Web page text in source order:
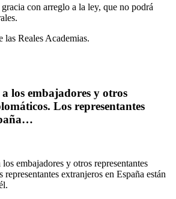
con arreglo a la ley, que no podrá
Reales Academias.
los embajadores y otros
Los representantes
embajadores y otros representantes
extranjeros en España están